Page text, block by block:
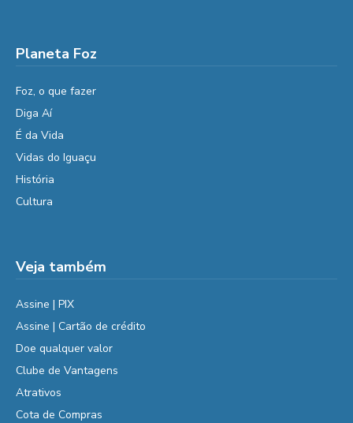
Planeta Foz
Foz, o que fazer
Diga Aí
É da Vida
Vidas do Iguaçu
História
Cultura
Veja também
Assine | PIX
Assine | Cartão de crédito
Doe qualquer valor
Clube de Vantagens
Atrativos
Cota de Compras